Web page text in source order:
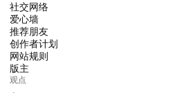
社交网络
爱心墙
推荐朋友
创作者计划
网站规则
版主
观点